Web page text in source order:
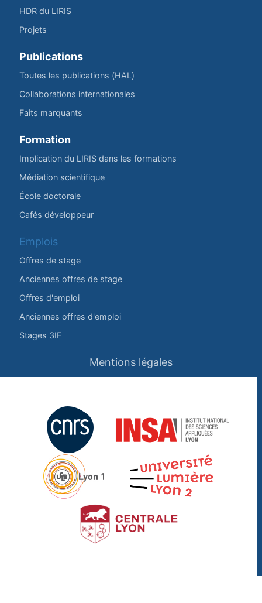
HDR du LIRIS
Projets
Publications
Toutes les publications (HAL)
Collaborations internationales
Faits marquants
Formation
Implication du LIRIS dans les formations
Médiation scientifique
École doctorale
Cafés développeur
Emplois
Offres de stage
Anciennes offres de stage
Offres d'emploi
Anciennes offres d'emploi
Stages 3IF
Mentions légales